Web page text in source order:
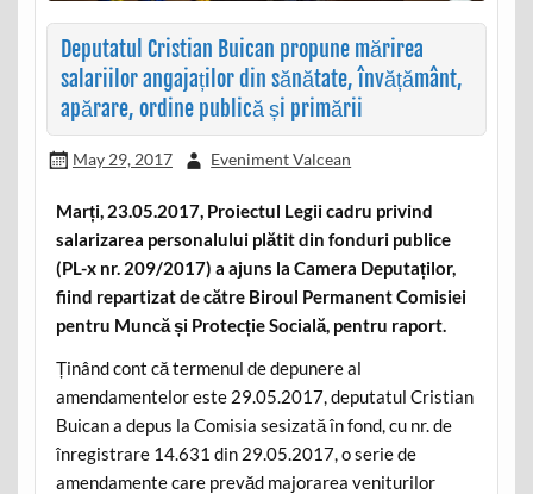
Deputatul Cristian Buican propune mărirea
salariilor angajaților din sănătate, învățământ,
apărare, ordine publică și primării
May 29, 2017 Eveniment Valcean
Marți, 23.05.2017, Proiectul Legii cadru privind
salarizarea personalului plătit din fonduri publice
(PL-x nr. 209/2017) a ajuns la Camera Deputaților,
fiind repartizat de către Biroul Permanent Comisiei
pentru Muncă și Protecție Socială, pentru raport.
Ținând cont că termenul de depunere al
amendamentelor este 29.05.2017, deputatul Cristian
Buican a depus la Comisia sesizată în fond, cu nr. de
înregistrare 14.631 din 29.05.2017, o serie de
amendamente care prevăd majorarea veniturilor